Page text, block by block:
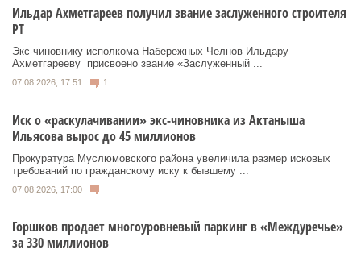
Ильдар Ахметгареев получил звание заслуженного строителя
РТ
Экс‑чиновнику исполкома Набережных Челнов Ильдару
Ахметгарееву присвоено звание «Заслуженный ...
07.08.2026, 17:51 1
Иск о «раскулачивании» экс-чиновника из Актаныша
Ильясова вырос до 45 миллионов
Прокуратура Муслюмовского района увеличила размер исковых
требований по гражданскому иску к бывшему ...
07.08.2026, 17:00
Горшков продает многоуровневый паркинг в «Междуречье»
за 330 миллионов